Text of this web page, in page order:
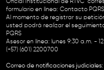
Oficial Institucional de RTVC
formulario en línea: Contacto
Al momento de registrar su
usted podrá realizar el
PQRS
Asesor en línea: lunes 9:30 a.m. - 12
(+57) (601) 2200700
Correo de notificaciones judiciales: